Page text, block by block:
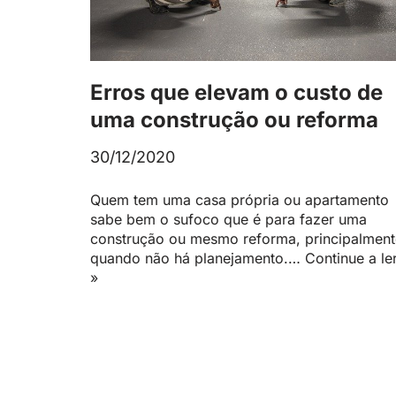
Erros que elevam o custo de
uma construção ou reforma
30/12/2020
Quem tem uma casa própria ou apartamento
sabe bem o sufoco que é para fazer uma
construção ou mesmo reforma,
quando não há planejamento.… Continue a
»